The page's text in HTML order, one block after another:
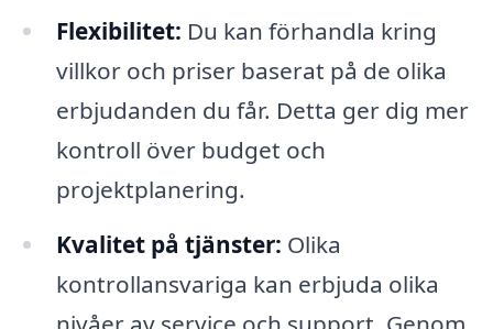
Flexibilitet: Du kan förhandla kring
villkor och priser baserat på de olika
erbjudanden du får. Detta ger dig mer
kontroll över budget och
projektplanering.
Kvalitet på tjänster: Olika
kontrollansvariga kan erbjuda olika